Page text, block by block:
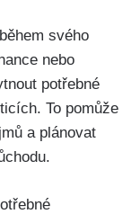
svého
nebo
potřebné
To pomůže
a plánovat